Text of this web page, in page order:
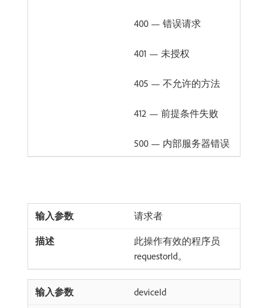
400 — 错误请求
401 — 未授权
405 — 不允许的方法
412 — 前提条件失败
500 — 内部服务器错误
请求者
此操作有效的程序员
requestorId。
deviceId